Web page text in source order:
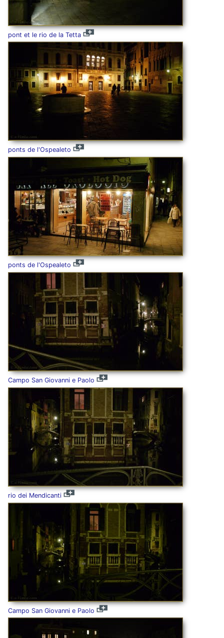
pont et le rio de la Tetta
ponts de l'Ospealeto
ponts de l'Ospealeto
Campo San Giovanni e Paolo
rio dei Mendicanti
Campo San Giovanni e Paolo